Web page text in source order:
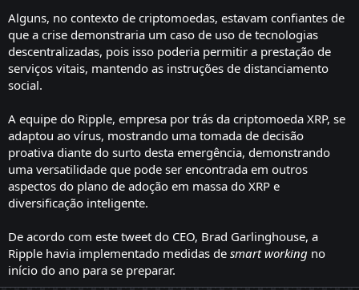
Alguns, no contexto de criptomoedas, estavam confiantes de
que a crise demonstraria um caso de uso de tecnologias
descentralizadas, pois isso poderia permitir a prestação de
serviços vitais, mantendo as instruções de distanciamento
social.
A equipe do Ripple, empresa por trás da criptomoeda XRP, se
adaptou ao vírus, mostrando uma tomada de decisão
proativa diante do surto desta emergência, demonstrando
uma versatilidade que pode ser encontrada em outros
aspectos do plano de adoção em massa do XRP e
diversificação inteligente.
De acordo com este tweet do CEO, Brad Garlinghouse, a
Ripple havia implementado medidas de smart working no
início do ano para se preparar.